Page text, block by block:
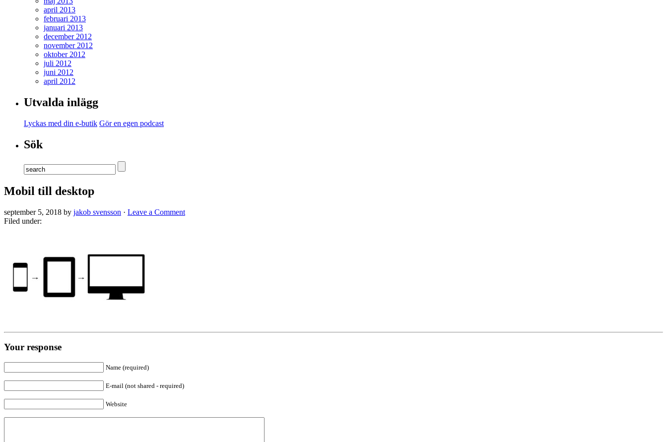
april 2013
februari 2013
januari 2013
december 2012
november 2012
oktober 2012
juli 2012
juni 2012
april 2012
Utvalda inlägg
Lyckas med din e-butik Gör en egen podcast
Sök
Mobil till desktop
september 5, 2018 by jakob svensson · Leave a Comment
Filed under:
Your response
Name (required)
E-mail (not shared - required)
Website